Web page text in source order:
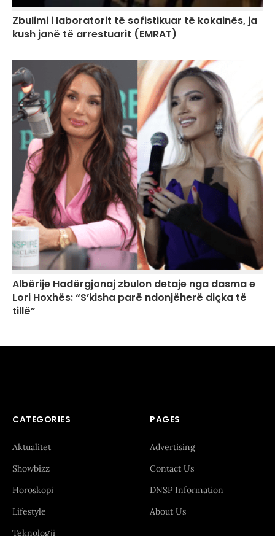
Zbulimi i laboratorit të sofistikuar të kokainës, ja
kush janë të arrestuarit (EMRAT)
Albërije Hadërgjonaj zbulon detaje nga dasma e
Lori Hoxhës: “S’kisha parë ndonjëherë diçka të
tillë”
CATEGORIES
Aktualitet
Showbizz
Horoskopi
Lifestyle
Teknologji
PAGES
Advertising
Contact Us
DNSP Information
About Us